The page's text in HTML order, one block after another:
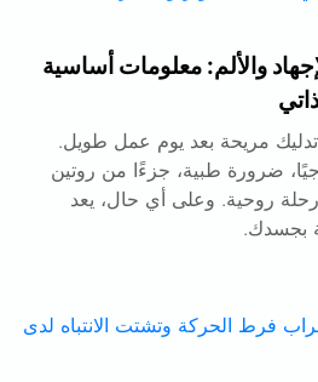
والألم: معلومات أساسية
مريحة بعد يوم عمل طويل.
ضرورة طبية، جزءًا من روتين
روحية. وعلى أي حال، يعد
بجسدك.